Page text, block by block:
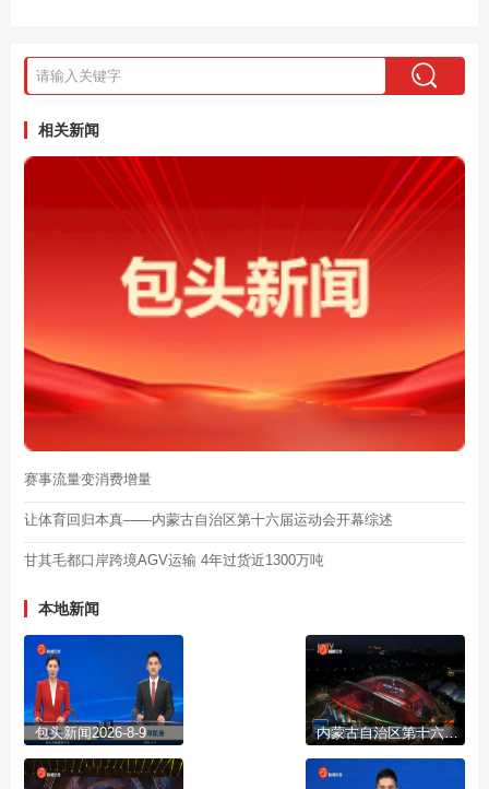
相关新闻
赛事流量变消费增量
让体育回归本真——内蒙古自治区第十六届运动会开幕综述
甘其毛都口岸跨境AGV运输 4年过货近1300万吨
本地新闻
包头新闻2026-8-9 内蒙古自治区第十六届运动会开幕